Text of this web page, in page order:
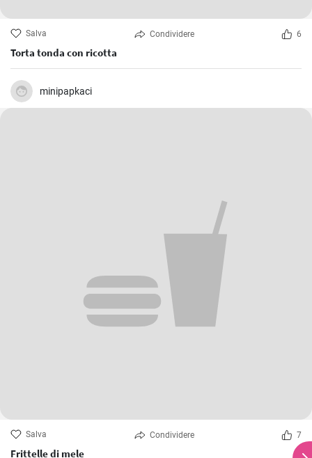
Salva Condividere 6
Torta tonda con ricotta
minipapkaci
Salva Condividere 7
Frittelle di mele